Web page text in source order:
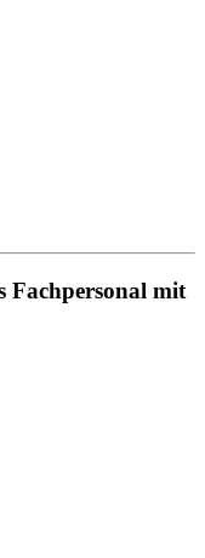
Fachpersonal mit